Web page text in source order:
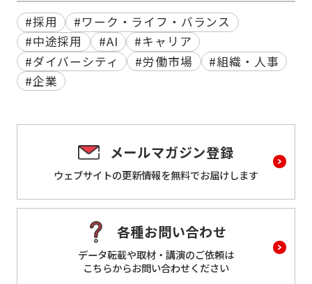
#採用
#ワーク・ライフ・バランス
#中途採用
#AI
#キャリア
#ダイバーシティ
#労働市場
#組織・人事
#企業
メールマガジン登録
ウェブサイトの更新情報を無料でお届けします
各種お問い合わせ
データ転載や取材・講演のご依頼は
こちらからお問い合わせください